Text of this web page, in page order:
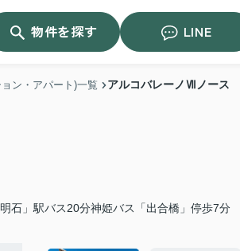
物件を探す LINE
ン・アパート)一覧 アルコバレーノⅦノース
石」駅バス20分神姫バス「出合橋」停歩7分